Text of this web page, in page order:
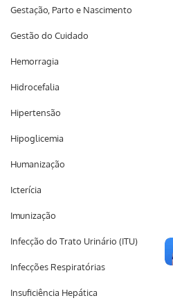
Gestação, Parto e Nascimento
Gestão do Cuidado
Hemorragia
Hidrocefalia
Hipertensão
Hipoglicemia
Humanização
Icterícia
Imunização
Infecção do Trato Urinário (ITU)
Infecções Respiratórias
Insuficiência Hepática